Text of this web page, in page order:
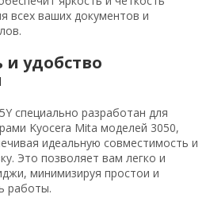
всех ваших документов и
удобство
специально разработан для
Kyocera Mita моделей 3050,
идеальную совместимость и
Это позволяет вам легко и
минимизируя простои и
работы.